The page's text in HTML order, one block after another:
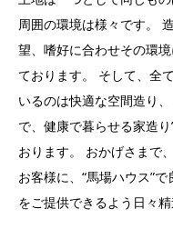
周囲の環境は様々です。
望、嗜好に合わせその環
ております。 そして、全
いるのは快適な空間造り
で、健康で暮らせる家造
おります。 おかげさまで
お客様に、“馬場ハウス”
をご提供できるよう日々